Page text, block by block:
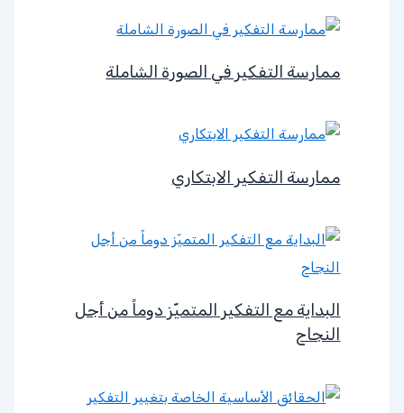
ممارسة التفكير في الصورة الشاملة
ممارسة التفكير الابتكاري
البداية مع التفكير المتميّز دوماً من أجل
النجاح